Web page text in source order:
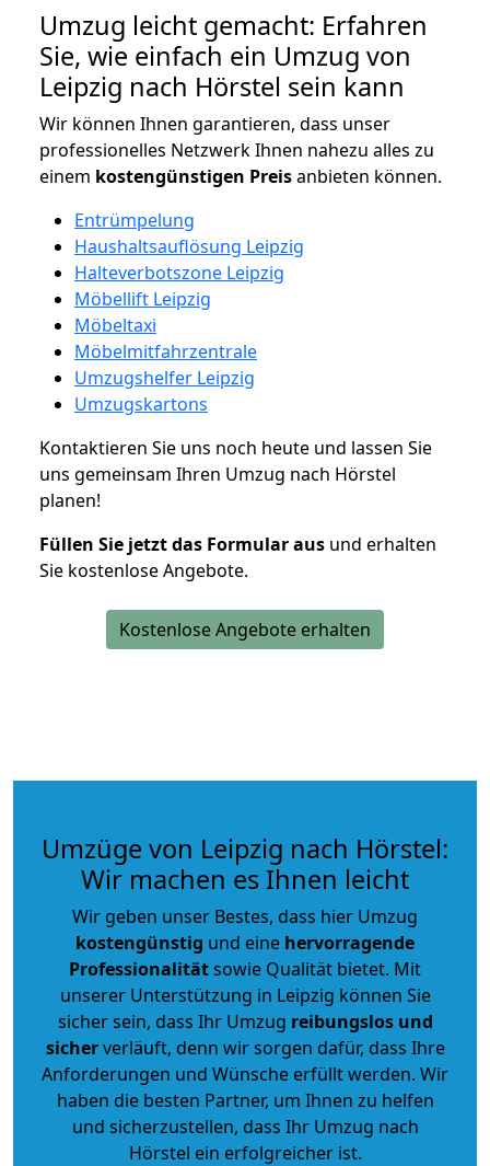
Umzug leicht gemacht: Erfahren
Sie, wie einfach ein Umzug von
Leipzig nach Hörstel sein kann
Wir können Ihnen garantieren, dass unser
professionelles Netzwerk Ihnen nahezu alles zu
einem kostengünstigen Preisanbieten können.
Entrümpelung
Haushaltsauflösung Leipzig
Halteverbotszone Leipzig
Möbellift Leipzig
Möbeltaxi
Möbelmitfahrzentrale
Umzugshelfer Leipzig
Umzugskartons
Kontaktieren Sie uns noch heute und lassen Sie
uns gemeinsam Ihren Umzug nach Hörstel
planen!
Füllen Sie jetzt das Formular aus und erhalten
Sie kostenlose Angebote.
Kostenlose Angebote erhalten
Umzüge von Leipzig nach Hörstel:
Wir machen es Ihnen leicht
Wir geben unser Bestes, dass hier Umzug
kostengünstig und eine hervorragende
Professionalitätsowie Qualität bietet. Mit
unserer Unterstützung in Leipzig können Sie
sicher sein, dass Ihr Umzug reibungslos und
sicherverläuft, denn wir sorgen dafür, dass Ihre
Anforderungen und Wünsche erfüllt werden. Wir
haben die besten Partner, um Ihnen zu helfen
und sicherzustellen, dass Ihr Umzug nach
Hörstel ein erfolgreicher ist.